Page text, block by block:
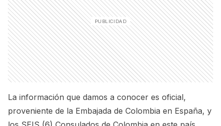
La información que damos a conocer es oficial,
proveniente de la Embajada de Colombia en España, y